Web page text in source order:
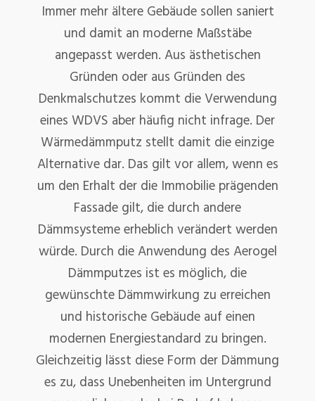
Immer mehr ältere Gebäude sollen saniert
und damit an moderne Maßstäbe
angepasst werden. Aus ästhetischen
Gründen oder aus Gründen des
Denkmalschutzes kommt die Verwendung
eines WDVS aber häufig nicht infrage. Der
Wärmedämmputz stellt damit die einzige
Alternative dar. Das gilt vor allem, wenn es
um den Erhalt der die Immobilie prägenden
Fassade gilt, die durch andere
Dämmsysteme erheblich verändert werden
würde. Durch die Anwendung des Aerogel
Dämmputzes ist es möglich, die
gewünschte Dämmwirkung zu erreichen
und historische Gebäude auf einen
modernen Energiestandard zu bringen.
Gleichzeitig lässt diese Form der Dämmung
es zu, dass Unebenheiten im Untergrund